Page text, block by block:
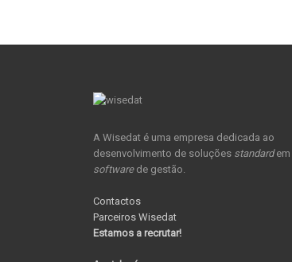
A Wisedat é uma empresa dedicada ao
desenvolvimento de soluções standardem
softwarede gestão.
Contactos
Parceiros Wisedat
Estamos a recrutar!